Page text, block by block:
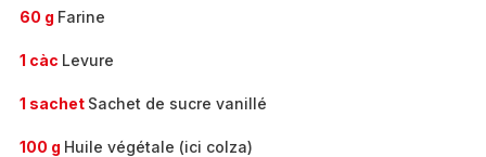
60 g Farine
1 càc Levure
1 sachet Sachet de sucre vanillé
100 g Huile végétale (ici colza)